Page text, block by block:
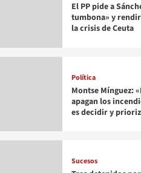
El PP pide a
tumbona» y
la crisis de Ceuta
Política
Montse Mínguez:
apagan los
es decidir y
Sucesos